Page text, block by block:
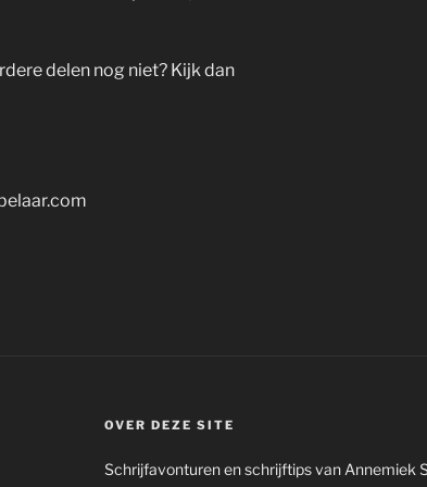
delen nog niet? Kijk dan
OVER DEZE SITE
Schrijfavonturen en schrijftips van Annemiek